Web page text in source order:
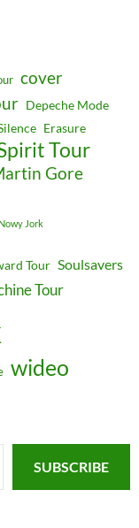
cover
Depeche Mode
Erasure
Tour
Gore
Nowy Jork
Tour Soulsavers
Tour
wideo
SUBSCRIBE